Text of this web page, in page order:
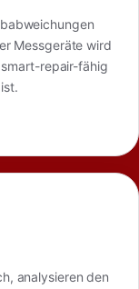
Messgeräte wird
repair-fähig
analysieren den